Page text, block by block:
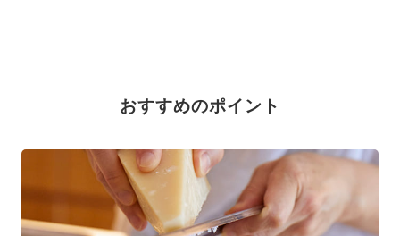
おすすめのポイント